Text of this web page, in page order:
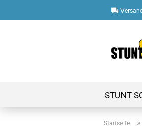
STUNT
Startseite »